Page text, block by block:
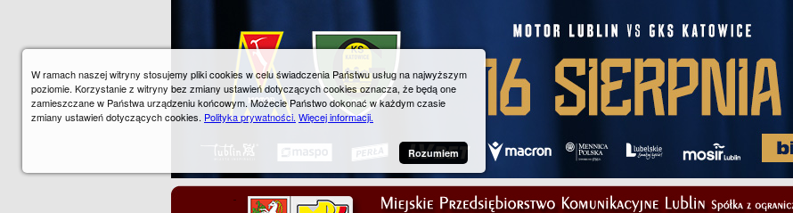
W ramach naszej witryny stosujemy pliki cookies w celu świadczenia Państwu usług na najwyższym
poziomie. Korzystanie z witryny bez zmiany ustawień dotyczących cookies oznacza, że będą one
zamieszczane w Państwa urządzeniu końcowym. Możecie Państwo dokonać w każdym czasie
zmiany ustawień dotyczących cookies. Polityka prywatności. Więcej informacji.
Rozumiem